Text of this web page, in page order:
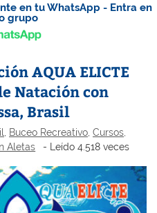
en tu WhatsApp - Entra en
grupo
AQUA ELICTE
Natación con
Brasil
Buceo Recreativo ,Cursos,
Aletas - Leído 4.518 veces